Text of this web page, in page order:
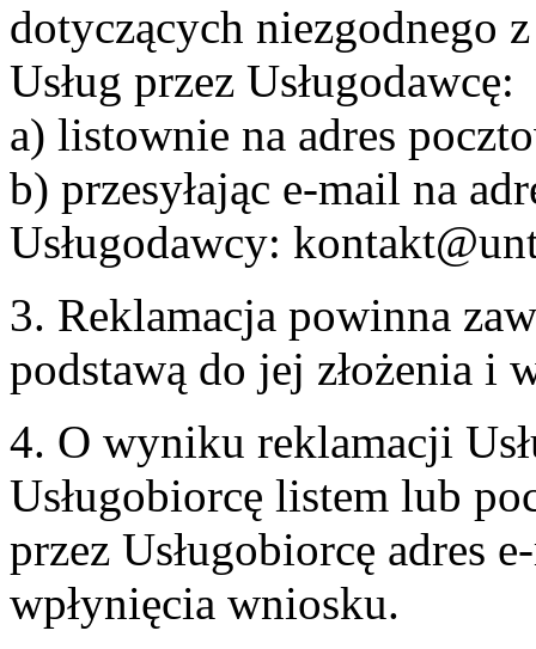
dotyczących niezgodnego
Usług przez Usługodawcę:
a) listownie na adres
b) przesyłając e-mail na
Usługodawcy:
3. Reklamacja powinna
podstawą do jej złożenia i
4. O wyniku reklamacji
Usługobiorcę listem lub
przez Usługobiorcę adres
wpłynięcia wniosku.